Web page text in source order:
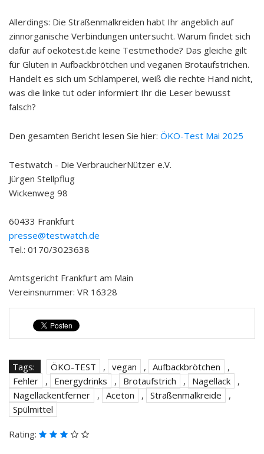
Allerdings: Die Straßenmalkreiden habt Ihr angeblich auf
zinnorganische Verbindungen untersucht. Warum findet sich
dafür auf oekotest.de keine Testmethode? Das gleiche gilt
für Gluten in Aufbackbrötchen und veganen Brotaufstrichen.
Handelt es sich um Schlamperei, weiß die rechte Hand nicht,
was die linke tut oder informiert Ihr die Leser bewusst
falsch?
Den gesamten Bericht lesen Sie hier: ÖKO-Test Mai 2025
Testwatch - Die VerbraucherNützer e.V.
Jürgen Stellpflug
Wickenweg 98
60433 Frankfurt
presse@testwatch.de
Tel.: 0170/3023638
Amtsgericht Frankfurt am Main
Vereinsnummer: VR 16328
Tags: ÖKO-TEST , vegan , Aufbackbrötchen
,
Fehler
, Energydrinks , Brotaufstrich , Nagellack
,
Nagellackentferner
, Aceton , Straßenmalkreide
,
Spülmittel
Rating: